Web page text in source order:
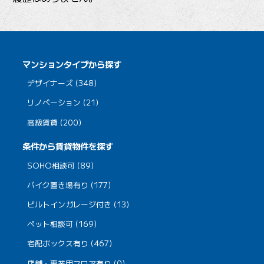
マンションタイプから探す
デザイナーズ (348)
リノベーション (21)
高級賃貸 (200)
条件から賃貸物件を探す
SOHO相談可 (89)
バイク置き場有り (177)
ビルトインガレージ付き (13)
ペット相談可 (169)
宅配ボックス有り (467)